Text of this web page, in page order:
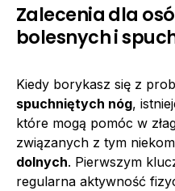
Zalecenia dla
bolesnych i
Kiedy borykasz się z
spuchniętych nóg,
które mogą pomóc w
związanych z tym
dolnych. Pierwszym
regularna aktywność